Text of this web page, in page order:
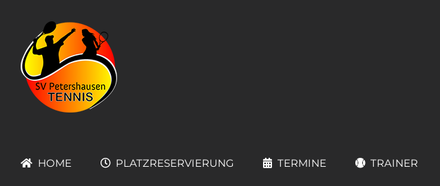
springen
HOME PLATZRESERVIERUNG TERMINE TRAINER